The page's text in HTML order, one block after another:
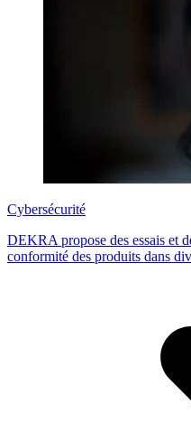
Cybersécurité
DEKRA propose des essais et
conformité des produits dans